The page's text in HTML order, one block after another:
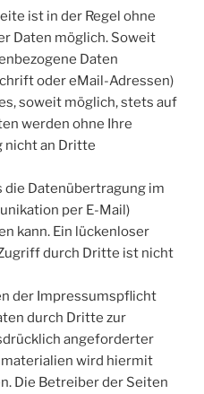
ist in der Regel ohne
Daten möglich. Soweit
Daten
oder eMail-Adressen)
soweit möglich, stets auf
werden ohne Ihre
nicht an Dritte
die Datenübertragung im
per E-Mail)
kann. Ein lückenloser
durch Dritte ist nicht
der Impressumspflicht
durch Dritte zur
angeforderter
wird hiermit
Die Betreiber der Seiten